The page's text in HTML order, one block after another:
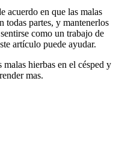
acuerdo en que las malas
todas partes, y mantenerlos
como un trabajo de
artículo puede ayudar.
hierbas en el césped y
mas.